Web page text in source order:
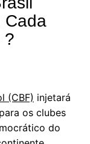
Cada
?
(CBF) injetará
os clubes
do